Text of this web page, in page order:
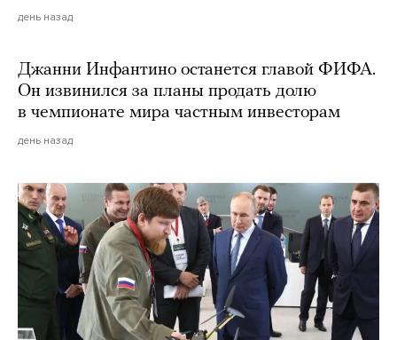
день назад
Джанни Инфантино останется главой ФИФА.
Он извинился за планы продать долю
в чемпионате мира частным инвесторам
день назад